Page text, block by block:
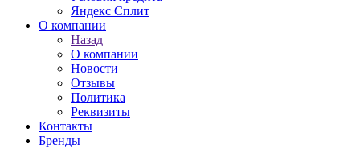
Яндекс Сплит
О компании
Назад
О компании
Новости
Отзывы
Политика
Реквизиты
Контакты
Бренды